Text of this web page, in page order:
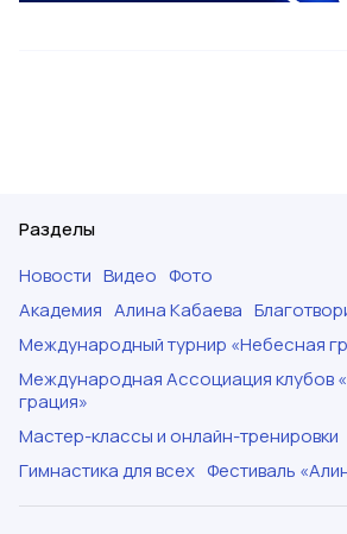
Разделы
Новости Видео Фото
Академия Алина Кабаева
Международный турнир «Небесная
Международная Ассоциация клубов
грация»
Мастер-классы и онлайн-тренировки
Гимнастика для всех Фестиваль